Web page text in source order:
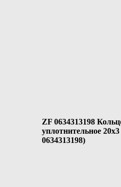
ZF 0634313198
уплотнительное 20х3
0634313198)